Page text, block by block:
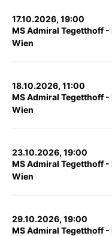
17.10.2026, 19:00
MS Admiral Tegetthoff
Wien
18.10.2026, 11:00
MS Admiral Tegetthoff
Wien
23.10.2026, 19:00
MS Admiral Tegetthoff
Wien
29.10.2026, 19:00
MS Admiral Tegetthoff